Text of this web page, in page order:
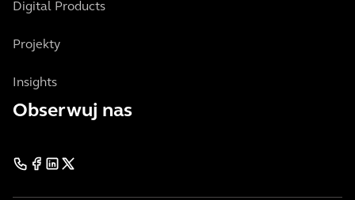
Digital Products
Projekty
Insights
Obserwuj nas